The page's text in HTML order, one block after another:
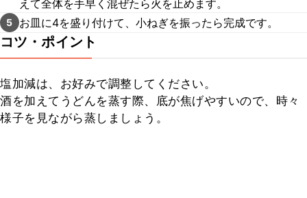
えて全体を手早く混ぜたら火を止めます。
5 お皿に4を盛り付けて、小ねぎを振ったら完成です。
コツ・ポイント
塩加減は、お好みで調整してください。
酒を加えてうどんを蒸す際、底が焦げやすいので、時々
様子を見ながら蒸しましょう。